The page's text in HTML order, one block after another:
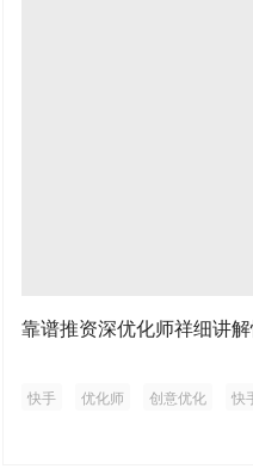
靠谱推资深优化师祥细讲
快手 优化师 创意优化 快